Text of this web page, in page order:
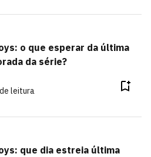
o que esperar da última
da série?
leitura
que dia estreia última